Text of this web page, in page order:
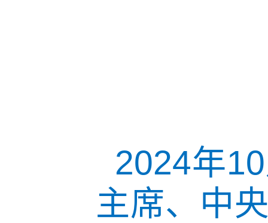
2024年
主席、中